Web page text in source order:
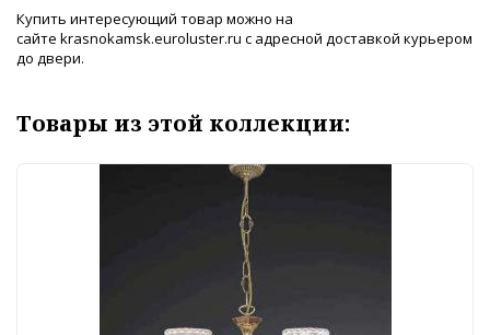
Купить интересующий товар можно на
сайте krasnokamsk.euroluster.ru с адресной доставкой курьером
до двери.
Товары из этой коллекции: